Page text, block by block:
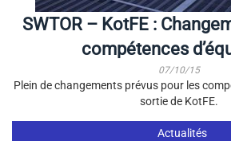
SWTOR – KotFE :
compétences
07/10/15
Plein de changements prévus pour les
sortie de KotFE.
Actualités